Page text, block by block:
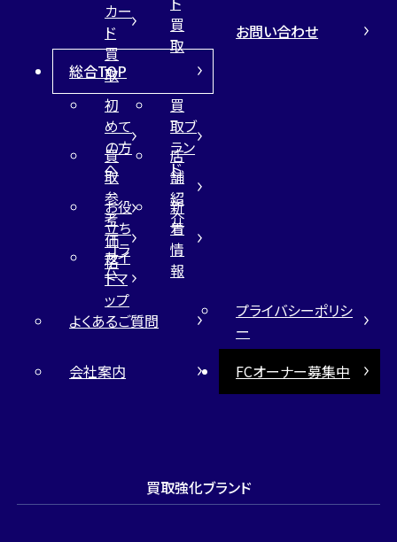
買
取
カー
ド
買
取
総合TOP
初
めて
の方
へ
買
取ブ
ラン
ド
買
取
参
考
価
格
店
舗
紹
介
お役
立ち
コラ
ム
新
着
情
報
サイ
トマ
ップ
お問い合わせ
よくあるご質問
プライバシーポリシ
ー
会社案内
FCオーナー募集中
買取強化ブランド